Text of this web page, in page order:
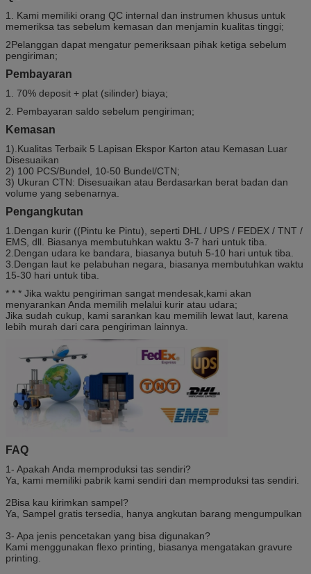
1. Kami memiliki orang QC internal dan instrumen khusus untuk
memeriksa tas sebelum kemasan dan menjamin kualitas tinggi;
2Pelanggan dapat mengatur pemeriksaan pihak ketiga sebelum
pengiriman;
Pembayaran
1. 70% deposit + plat (silinder) biaya;
2. Pembayaran saldo sebelum pengiriman;
Kemasan
1).Kualitas Terbaik 5 Lapisan Ekspor Karton atau Kemasan Luar
Disesuaikan
2) 100 PCS/Bundel, 10-50 Bundel/CTN;
3) Ukuran CTN: Disesuaikan atau Berdasarkan berat badan dan
volume yang sebenarnya.
Pengangkutan
1.Dengan kurir ((Pintu ke Pintu), seperti DHL / UPS / FEDEX / TNT /
EMS, dll. Biasanya membutuhkan waktu 3-7 hari untuk tiba.
2.Dengan udara ke bandara, biasanya butuh 5-10 hari untuk tiba.
3.Dengan laut ke pelabuhan negara, biasanya membutuhkan waktu
15-30 hari untuk tiba.
* * * Jika waktu pengiriman sangat mendesak,kami akan
menyarankan Anda memilih melalui kurir atau udara;
Jika sudah cukup, kami sarankan kau memilih lewat laut, karena
lebih murah dari cara pengiriman lainnya.
FAQ
1- Apakah Anda memproduksi tas sendiri?
Ya, kami memiliki pabrik kami sendiri dan memproduksi tas sendiri.
2Bisa kau kirimkan sampel?
Ya, Sampel gratis tersedia, hanya angkutan barang mengumpulkan
3- Apa jenis pencetakan yang bisa digunakan?
Kami menggunakan flexo printing, biasanya mengatakan gravure
printing.